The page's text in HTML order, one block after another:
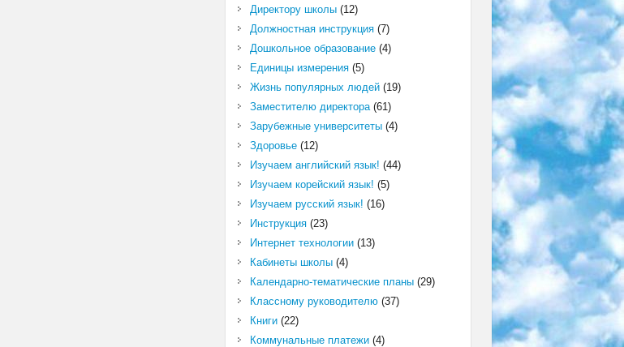
Директору школы(12)
Должностная инструкция(7)
Дошкольное образование(4)
Единицы измерения(5)
Жизнь популярных людей(19)
Заместителю директора(61)
Зарубежные университеты(4)
Здоровье(12)
Изучаем английский язык! (44)
Изучаем корейский язык! (5)
Изучаем русский язык! (16)
Инструкция(23)
Интернет технологии(13)
Кабинеты школы(4)
Календарно-тематические планы(29)
Классному руководителю(37)
Книги(22)
Коммунальные платежи(4)